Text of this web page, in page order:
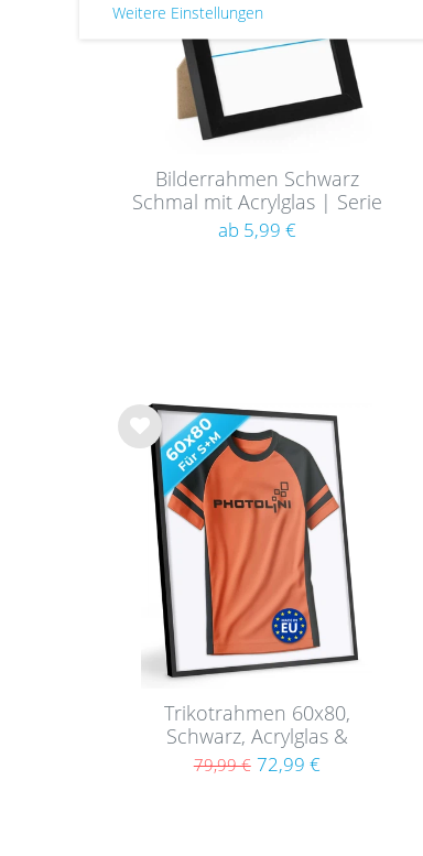
Bilderrahmen Schwarz
Schmal mit Acrylglas | Serie
180
ab 5,99 €
Wu
Trikotrahmen 60x80,
Schwarz, Acrylglas &
Magnetsystem
79,99 € 72,99 €
Weitere Einstellungen